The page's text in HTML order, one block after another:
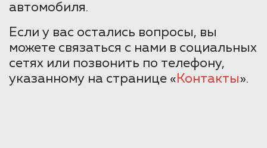
автомобиля.
Если у вас остались вопросы, вы
можете связаться с нами в социальных
сетях или позвонить по телефону,
указанному на странице «Контакты».